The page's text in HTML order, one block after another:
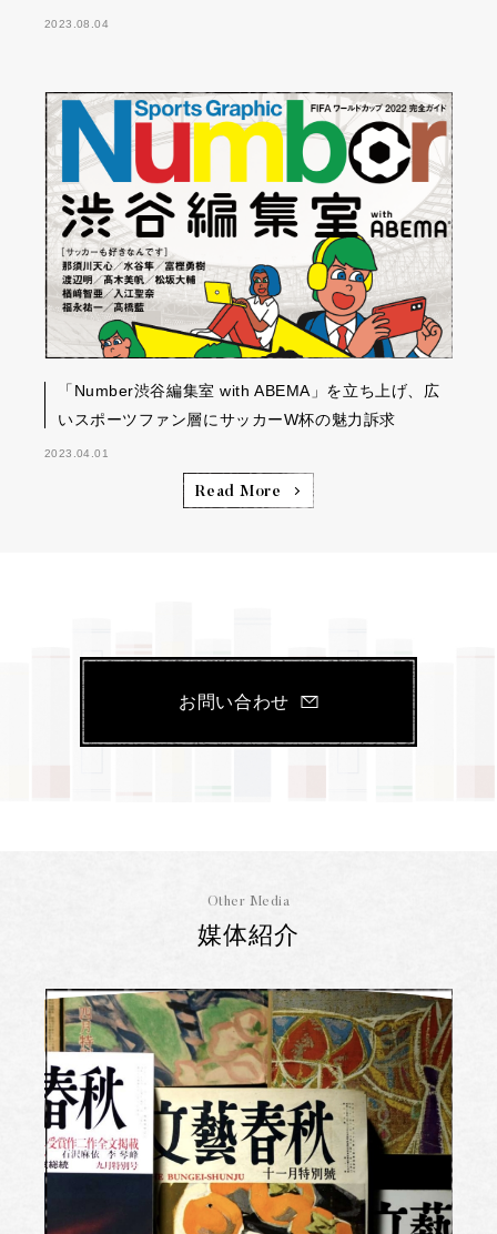
2023.08.04
「Number渋谷編集室 with ABEMA」を立ち上げ、広
いスポーツファン層にサッカーW杯の魅力訴求
2023.04.01
Read More
お問い合わせ
Other Media
媒体紹介